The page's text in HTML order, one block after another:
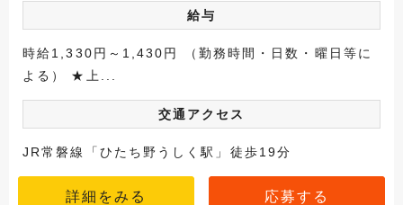
給与
時給1,330円～1,430円 （勤務時間・日数・曜日等に
よる） ★上...
交通アクセス
JR常磐線「ひたち野うしく駅」徒歩19分
詳細をみる 応募する